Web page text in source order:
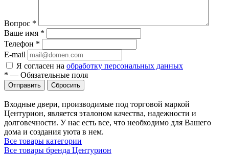
Вопрос *
Ваше имя *
Телефон *
E-mail
Я согласен на обработку персональных данных
* — Обязательные поля
Сбросить
Входные двери, производимые под торговой маркой
Центурион, является эталоном качества, надежности и
долговечности. У нас есть все, что необходимо для Вашего
дома и создания уюта в нем.
Все товары категории
Все товары бренда Центурион